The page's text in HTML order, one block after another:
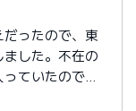
ったので、東
した。不在の
ていたので、